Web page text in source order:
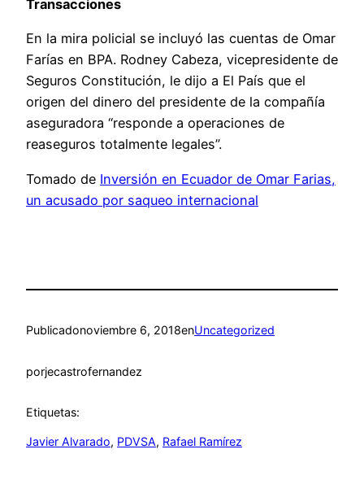
Transacciones
En la mira policial se incluyó las cuentas de Omar
Farías en BPA. Rodney Cabeza, vicepresidente de
Seguros Constitución, le dijo a El País que el
origen del dinero del presidente de la compañía
aseguradora “responde a operaciones de
reaseguros totalmente legales”.
Tomado de Inversión en Ecuador de Omar Farias,
un acusado por saqueo internacional
Publicadonoviembre 6, 2018enUncategorized
porjecastrofernandez
Etiquetas:
Javier Alvarado, PDVSA, Rafael Ramírez